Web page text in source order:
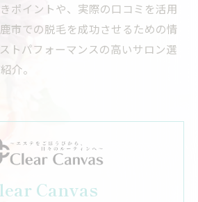
ポイントや、実際の口コミを活用
市での脱毛を成功させるための情
トパフォーマンスの高いサロン選
介。
Canvas